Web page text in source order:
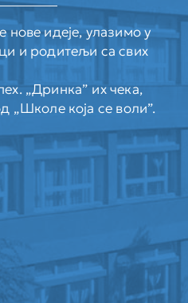
нове идеје, улазимо у
и родитељи са свих
„Дринка” их чека,
„Школе која се воли”.